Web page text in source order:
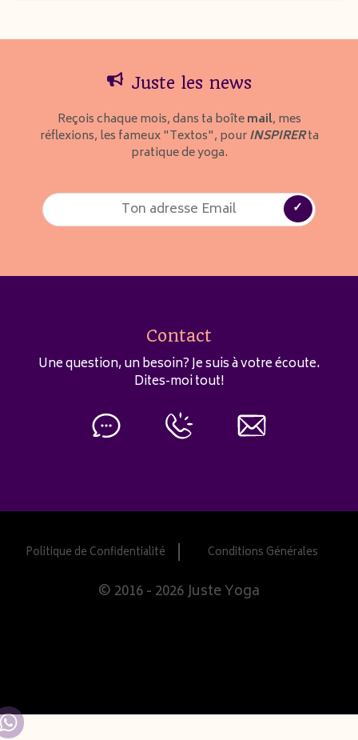
Juste les news
Reçois chaque mois, dans ta boîtemail, mes
réflexions, les fameux "Textos", pourINSPIRERta
pratique de yoga.
Contact
Une question, un besoin? Je suis à votre écoute.
Dites-moi tout!
Politique de Confidentialité Conditions Générales
© 2016 - 2026 Juste Yoga